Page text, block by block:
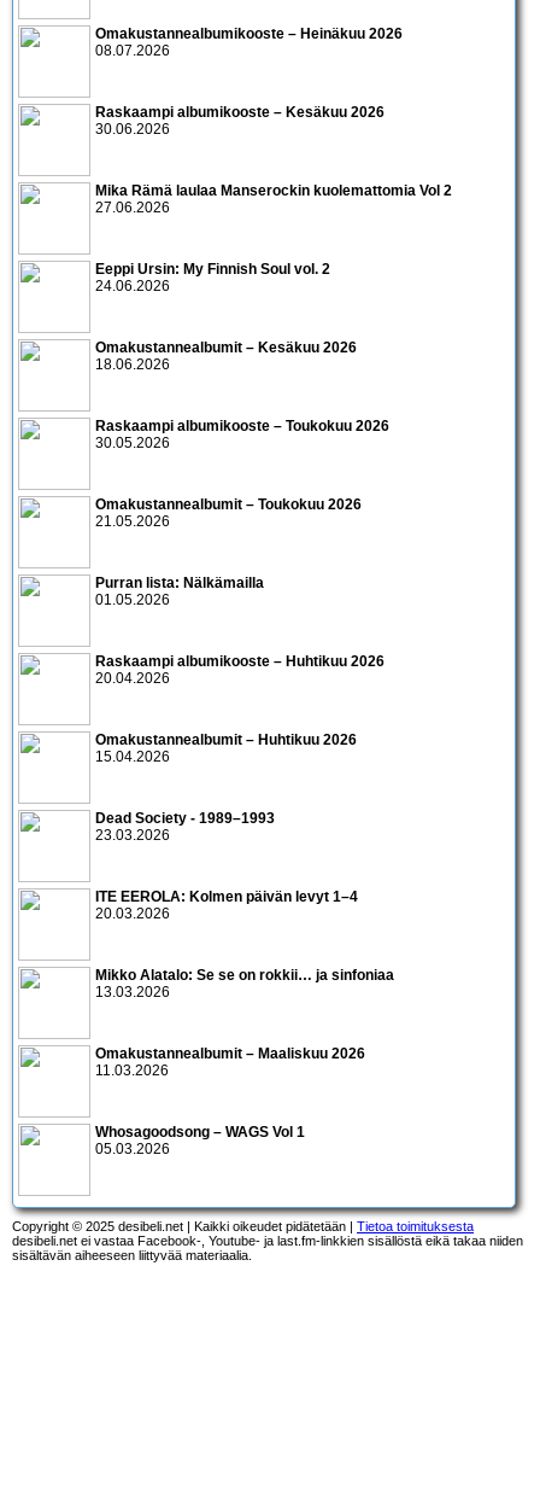
Omakustannealbumikooste – Heinäkuu 2026
08.07.2026
Raskaampi albumikooste – Kesäkuu 2026
30.06.2026
Mika Rämä laulaa Manserockin kuolemattomia Vol 2
27.06.2026
Eeppi Ursin: My Finnish Soul vol. 2
24.06.2026
Omakustannealbumit – Kesäkuu 2026
18.06.2026
Raskaampi albumikooste – Toukokuu 2026
30.05.2026
Omakustannealbumit – Toukokuu 2026
21.05.2026
Purran lista: Nälkämailla
01.05.2026
Raskaampi albumikooste – Huhtikuu 2026
20.04.2026
Omakustannealbumit – Huhtikuu 2026
15.04.2026
Dead Society - 1989–1993
23.03.2026
ITE EEROLA: Kolmen päivän levyt 1–4
20.03.2026
Mikko Alatalo: Se se on rokkii… ja sinfoniaa
13.03.2026
Omakustannealbumit – Maaliskuu 2026
11.03.2026
Whosagoodsong – WAGS Vol 1
05.03.2026
Copyright © 2025 desibeli.net | Kaikki oikeudet pidätetään | Tietoa toimituksesta
desibeli.net ei vastaa Facebook-, Youtube- ja last.fm-linkkien sisällöstä eikä takaa niiden
sisältävän aiheeseen liittyvää materiaalia.